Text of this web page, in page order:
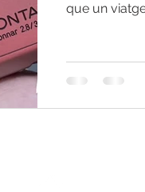
que un